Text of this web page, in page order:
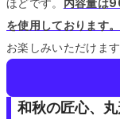
ほどです。
内容量は
を使用しております。
お楽しみいただけます
和秋の匠心、